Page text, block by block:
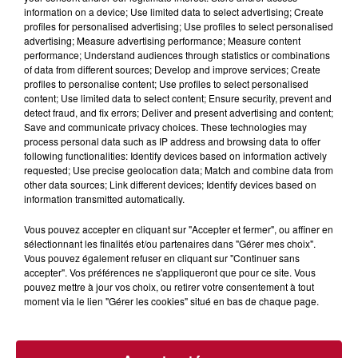
"Quels sont les points forts et faibles du Modèle A
selon les avis utilisateurs récents ?"
Trouver des alternatives moins chères :"Existe-
t-il un produit similaire au Modèle A mais plus
abordable ?"
Vérifier la durabilité ou l'impact écologique :"Le
Modèle A est-il un produit durable ou réparable
facilement ?"
Connaître ses droits :"Quels sont mes droits si
le produit est défectueux ou si je change d’avis
après un achat en ligne ?"
CONCLUSION : L'IA, UN OUTIL AU
SERVICE DU CONSOMMATEUR
L'intelligence artificielle ne remplace pas les
information on a device; Use limited data to select advertising; Create
profiles for personalised advertising; Use profiles to select personalised
advertising; Measure advertising performance; Measure content
performance; Understand audiences through statistics or combinations
of data from different sources; Develop and improve services; Create
profiles to personalise content; Use profiles to select personalised
content; Use limited data to select content; Ensure security, prevent and
detect fraud, and fix errors; Deliver and present advertising and content;
Save and communicate privacy choices. These technologies may
process personal data such as IP address and browsing data to offer
following functionalities: Identify devices based on information actively
requested; Use precise geolocation data; Match and combine data from
other data sources; Link different devices; Identify devices based on
information transmitted automatically.
Vous pouvez accepter en cliquant sur "Accepter et fermer", ou affiner en
sélectionnant les finalités et/ou partenaires dans "Gérer mes choix".
Vous pouvez également refuser en cliquant sur "Continuer sans
accepter". Vos préférences ne s'appliqueront que pour ce site. Vous
pouvez mettre à jour vos choix, ou retirer votre consentement à tout
moment via le lien "Gérer les cookies" situé en bas de chaque page.